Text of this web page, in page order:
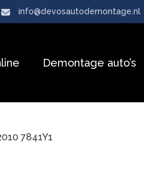
info@devosautodemontage.nl
Demontage auto’s
7841Y1